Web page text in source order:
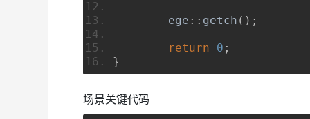
	ege
:: getch ();
return 0 ;
}
场景关键代码